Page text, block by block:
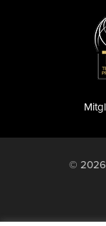
© 2026